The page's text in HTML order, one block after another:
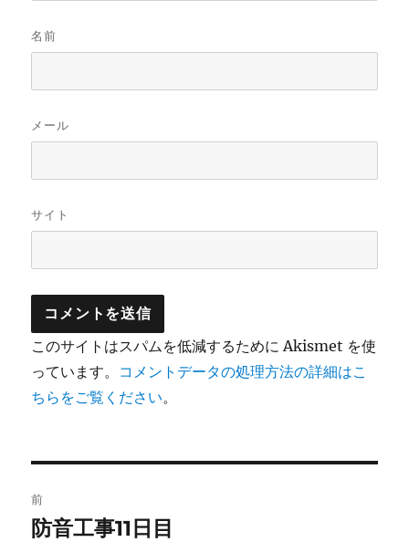
名前
メール
サイト
このサイトはスパムを低減するために Akismet を使
っています。 コメントデータの処理方法の詳細はこ
ちらをご覧ください。
稿
前
前
防音工事11日目